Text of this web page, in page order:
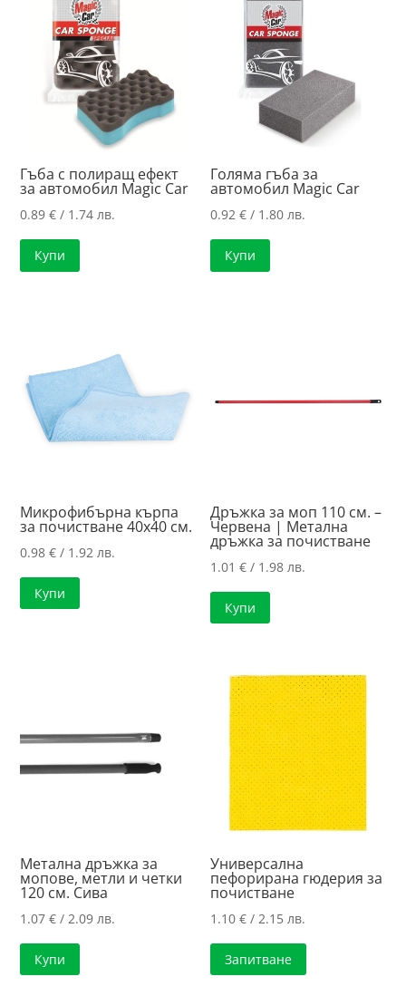
high
Гъба с полиращ ефект
за автомобил Magic Car
0.89€ / 1.74 лв.
Купи
Голяма гъба за
автомобил Magic Car
0.92€ / 1.80 лв.
Купи
Микрофибърна кърпа
за почистване 40х40 см.
0.98€ / 1.92 лв.
Купи
Дръжка за моп 110 см. –
Червена | Метална
дръжка за почистване
1.01€ / 1.98 лв.
Купи
Метална дръжка за
мопове, метли и четки
120 см. Сива
1.07€ / 2.09 лв.
Купи
Универсална
пефорирана гюдерия за
почистване
1.10€ / 2.15 лв.
Запитване